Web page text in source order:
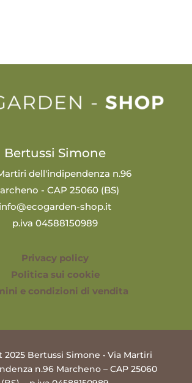
Bertussi Simone
dell'indipendenza n.96
- CAP 25060 (BS)
info@ecogarden-shop.it
p.iva 04588150989
Privacy policy
Politica sui cookie
e condizioni di vendita
Bertussi Simone • Via Martiri
n.96 Marcheno – CAP 25060